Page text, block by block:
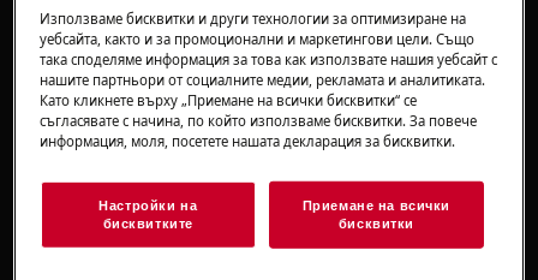
Винаги използвайте предпазни ръкавици и
затворени обувки.
Моля, обърнете внимание, че саморемонтът
или непрофесионалният ремонт могат да
бъдат направени правилно
Как да обърнем и сменим вратата
Използваме бисквитки и други технологии за оптимизиране на
уебсайта, както и за промоционални и маркетингови цели. Също
така споделяме информация за това как използвате нашия уебсайт с
нашите партньори от социалните медии, рекламата и аналитиката.
Като кликнете върху „Приемане на всички бисквитки“ се
съгласявате с начина, по който използваме бисквитки. За повече
информация, моля, посетете нашата декларация за бисквитки.
Настройки на
бисквитките
Приемане на всички
бисквитки